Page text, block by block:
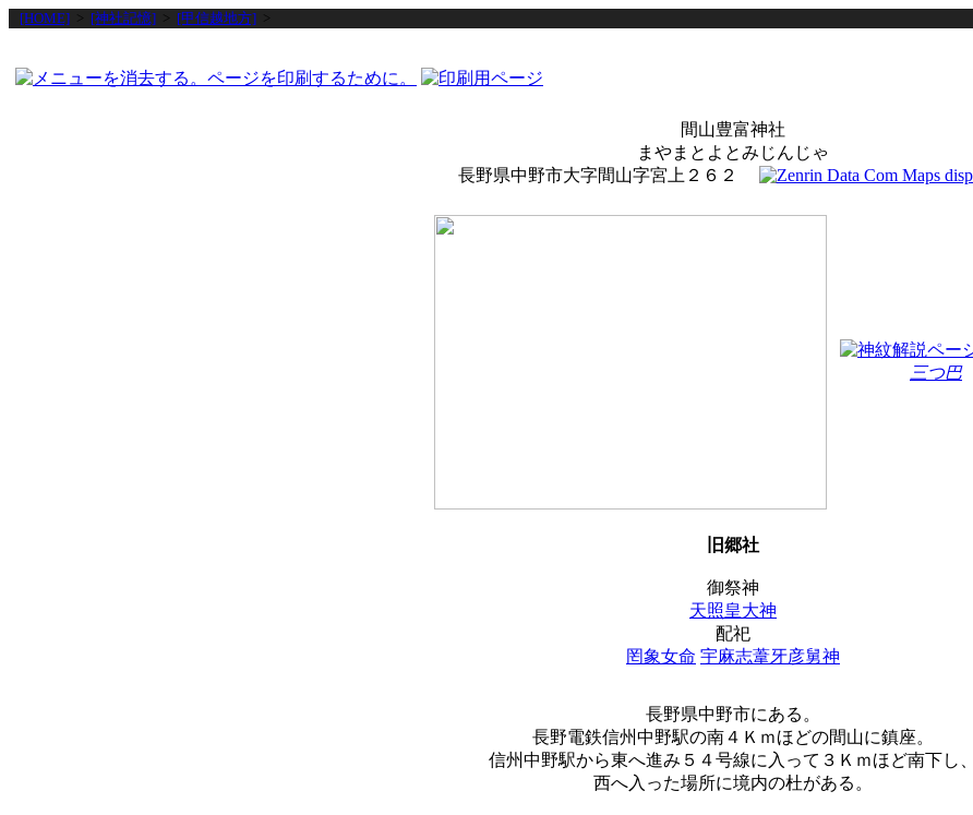
[HOME] [神社記憶] [甲信越地方]
間山豊富神社
まやまとよとみじんじゃ
長野県中野市大字間山字宮上２６２
三つ巴
旧郷社
御祭神
天照皇大神
配祀
罔象女命 宇麻志葦牙彦舅神
長野県中野市にある。
長野電鉄信州中野駅の南４Ｋｍほどの間山に鎮座。
信州中野駅から東へ進み５４号線に入って３Ｋｍほど南下し、
西へ入った場所に境内の杜がある。